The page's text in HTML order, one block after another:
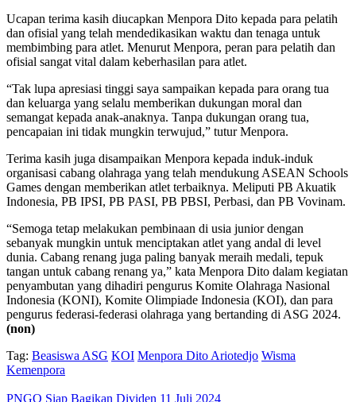
Ucapan terima kasih diucapkan Menpora Dito kepada para pelatih
dan ofisial yang telah mendedikasikan waktu dan tenaga untuk
membimbing para atlet. Menurut Menpora, peran para pelatih dan
ofisial sangat vital dalam keberhasilan para atlet.
“Tak lupa apresiasi tinggi saya sampaikan kepada para orang tua
dan keluarga yang selalu memberikan dukungan moral dan
semangat kepada anak-anaknya. Tanpa dukungan orang tua,
pencapaian ini tidak mungkin terwujud,” tutur Menpora.
Terima kasih juga disampaikan Menpora kepada induk-induk
organisasi cabang olahraga yang telah mendukung ASEAN Schools
Games dengan memberikan atlet terbaiknya. Meliputi PB Akuatik
Indonesia, PB IPSI, PB PASI, PB PBSI, Perbasi, dan PB Vovinam.
“Semoga tetap melakukan pembinaan di usia junior dengan
sebanyak mungkin untuk menciptakan atlet yang andal di level
dunia. Cabang renang juga paling banyak meraih medali, tepuk
tangan untuk cabang renang ya,” kata Menpora Dito dalam kegiatan
penyambutan yang dihadiri pengurus Komite Olahraga Nasional
Indonesia (KONI), Komite Olimpiade Indonesia (KOI), dan para
pengurus federasi-federasi olahraga yang bertanding di ASG 2024.
(non)
Tag: Beasiswa ASG KOI Menpora Dito Ariotedjo Wisma
Kemenpora
PNGO Siap Bagikan Dividen 11 Juli 2024